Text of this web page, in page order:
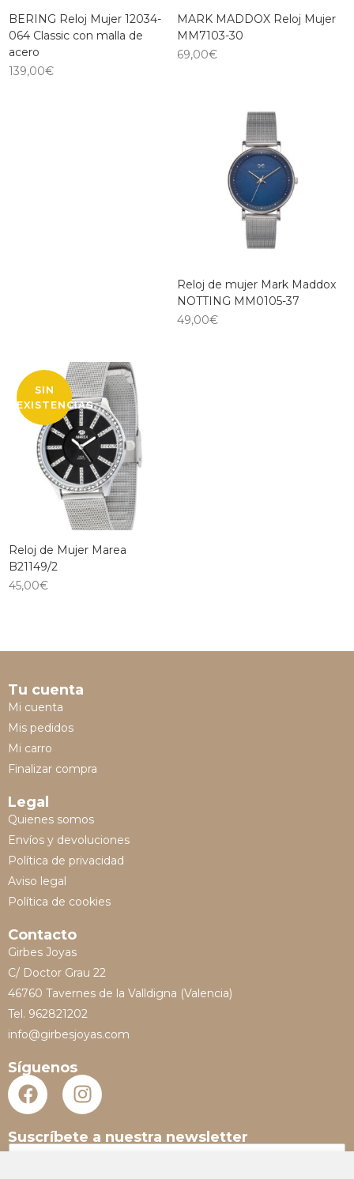
BERING Reloj Mujer 12034-
064 Classic con malla de
acero
139,00€
MARK MADDOX Reloj Mujer
MM7103-30
69,00€
Reloj de mujer Mark Maddox
NOTTING MM0105-37
49,00€
SIN
EXISTENCIAS
Reloj de Mujer Marea
B21149/2
45,00€
Tu cuenta
Mi cuenta
Mis pedidos
Mi carro
Finalizar compra
Legal
Quienes somos
Envíos y devoluciones
Política de privacidad
Aviso legal
Política de cookies
Contacto
Girbes Joyas
C/ Doctor Grau 22
46760 Tavernes de la Valldigna (Valencia)
Tel. 962821202
info@girbesjoyas.com
Síguenos
Suscríbete a nuestra newsletter
N